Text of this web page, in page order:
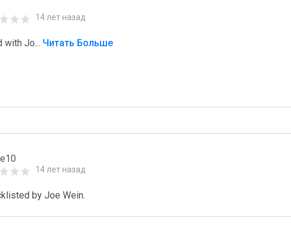
14 лет назад
with Jo... Читать Больше
14 лет назад
by Joe Wein.